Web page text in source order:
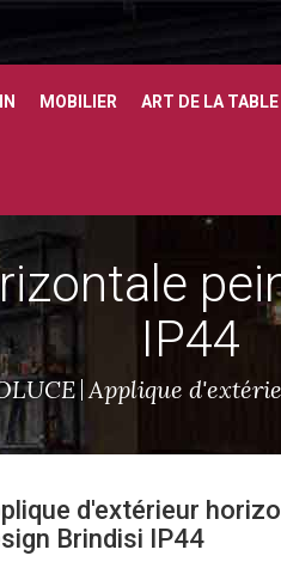
MOBILIER ART DE LA TABLE
IP44
Applique
d'extérieur
Brindisi IP44